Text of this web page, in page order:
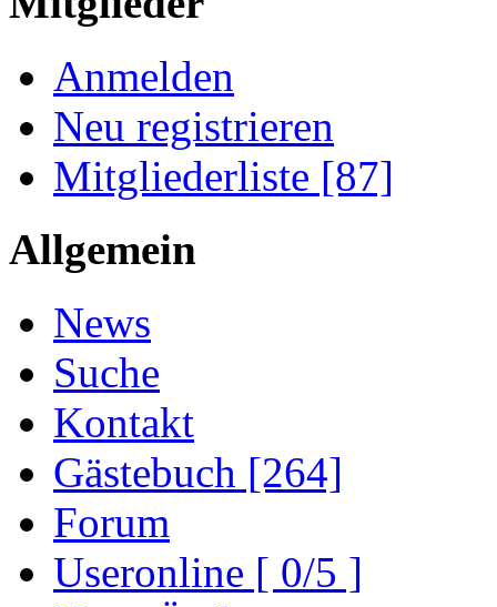
Anmelden
Neu registrieren
Mitgliederliste [87]
Allgemein
News
Suche
Kontakt
Gästebuch [264]
Forum
Useronline [ 0/5 ]